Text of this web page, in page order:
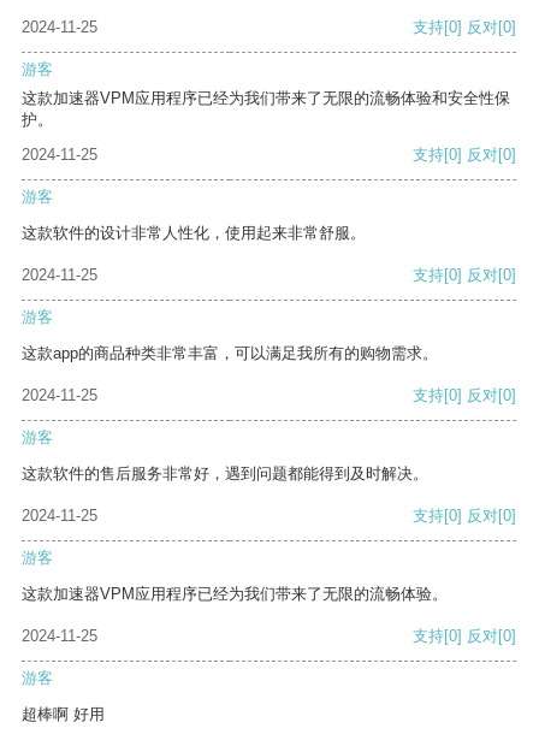
2024-11-25 支持[0] 反对[0]
游客
这款加速器VPM应用程序已经为我们带来了无限的流畅体验和安全性保
护。
2024-11-25
支持[0] 反对[0]
游客
这款软件的设计非常人性化，使用起来非常舒服。
2024-11-25 支持[0] 反对[0]
游客
这款app的商品种类非常丰富，可以满足我所有的购物需求。
2024-11-25 支持[0] 反对[0]
游客
这款软件的售后服务非常好，遇到问题都能得到及时解决。
2024-11-25 支持[0] 反对[0]
游客
这款加速器VPM应用程序已经为我们带来了无限的流畅体验。
2024-11-25 支持[0] 反对[0]
游客
超棒啊 好用